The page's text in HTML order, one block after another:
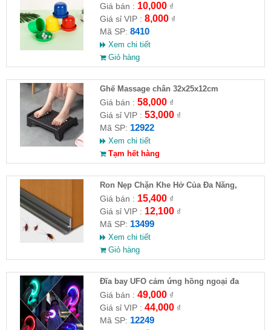
Giá bán : 10,000₫
Giá sỉ VIP : 8,000₫
Mã SP: 8410
Xem chi tiết
Giỏ hàng
Ghế Massage chân 32x25x12cm
Giá bán : 58,000₫
Giá sỉ VIP : 53,000₫
Mã SP: 12922
Xem chi tiết
Tạm hết hàng
Ron Nẹp Chặn Khe Hở Của Đa Năng,
Chống Côn Trùng( HĐ )
Giá bán : 15,400₫
Giá sỉ VIP : 12,100₫
Mã SP: 13499
Xem chi tiết
Giỏ hàng
Đĩa bay UFO cảm ứng hồng ngoại đa
chiều tự động bay về
Giá bán : 49,000₫
Giá sỉ VIP : 44,000₫
Mã SP: 12249